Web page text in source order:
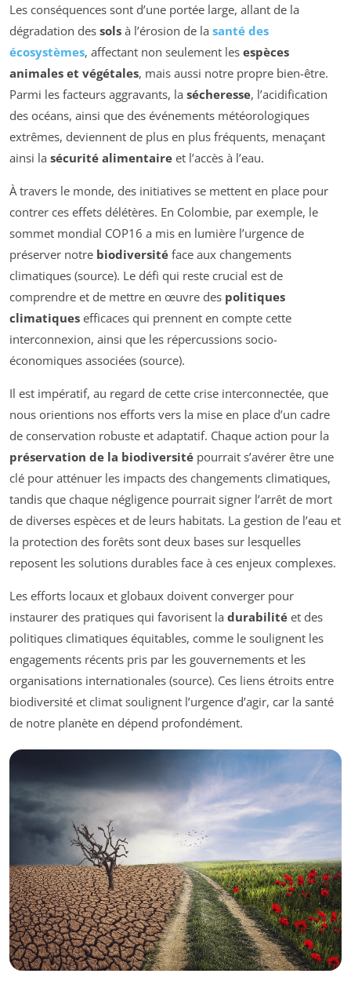
Les conséquences sont d’une portée large, allant de la
dégradation des sols à l’érosion de la santé des
écosystèmes, affectant non seulement les espèces
animales et végétales, mais aussi notre propre bien-être.
Parmi les facteurs aggravants, la sécheresse, l’acidification
des océans, ainsi que des événements météorologiques
extrêmes, deviennent de plus en plus fréquents, menaçant
ainsi la sécurité alimentaire et l’accès à l’eau.
À travers le monde, des initiatives se mettent en place pour
contrer ces effets délétères. En Colombie, par exemple, le
sommet mondial COP16 a mis en lumière l’urgence de
préserver notre biodiversité face aux changements
climatiques (source). Le défi qui reste crucial est de
comprendre et de mettre en œuvre des politiques
climatiques efficaces qui prennent en compte cette
interconnexion, ainsi que les répercussions socio-
économiques associées (source).
Il est impératif, au regard de cette crise interconnectée, que
nous orientions nos efforts vers la mise en place d’un cadre
de conservation robuste et adaptatif. Chaque action pour la
préservation de la biodiversité pourrait s’avérer être une
clé pour atténuer les impacts des changements climatiques,
tandis que chaque négligence pourrait signer l’arrêt de mort
de diverses espèces et de leurs habitats. La gestion de l’eau et
la protection des forêts sont deux bases sur lesquelles
reposent les solutions durables face à ces enjeux complexes.
Les efforts locaux et globaux doivent converger pour
instaurer des pratiques qui favorisent la durabilité et des
politiques climatiques équitables, comme le soulignent les
engagements récents pris par les gouvernements et les
organisations internationales (source). Ces liens étroits entre
biodiversité et climat soulignent l’urgence d’agir, car la santé
de notre planète en dépend profondément.